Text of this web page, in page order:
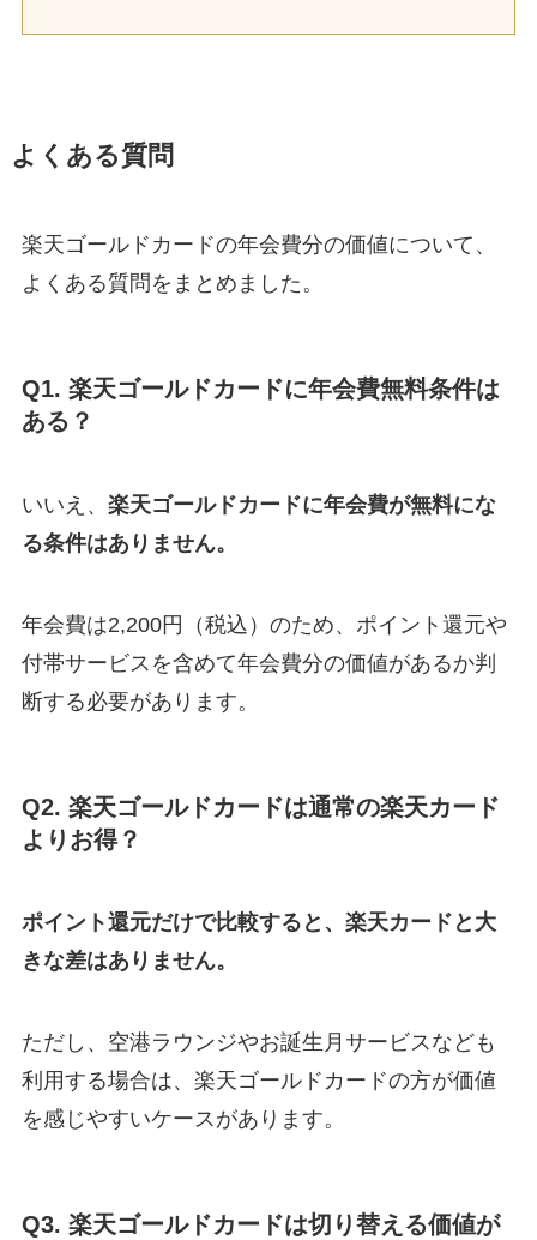
よくある質問
楽天ゴールドカードの年会費分の価値について、
よくある質問をまとめました。
Q1. 楽天ゴールドカードに年会費無料条件は
ある？
いいえ、 楽天ゴールドカードに年会費が無料にな
る条件はありません。
年会費は2,200円（税込）のため、ポイント還元や
付帯サービスを含めて年会費分の価値があるか判
断する必要があります。
Q2. 楽天ゴールドカードは通常の楽天カード
よりお得？
ポイント還元だけで比較すると、楽天カードと大
きな差はありません。
ただし、空港ラウンジやお誕生月サービスなども
利用する場合は、楽天ゴールドカードの方が価値
を感じやすいケースがあります。
Q3. 楽天ゴールドカードは切り替える価値が